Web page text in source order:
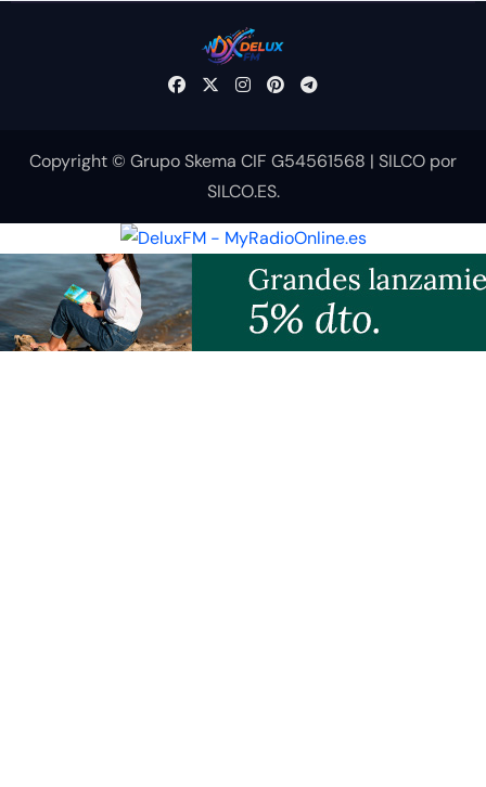
Copyright © Grupo Skema CIF G54561568 | SILCO por
SILCO.ES.